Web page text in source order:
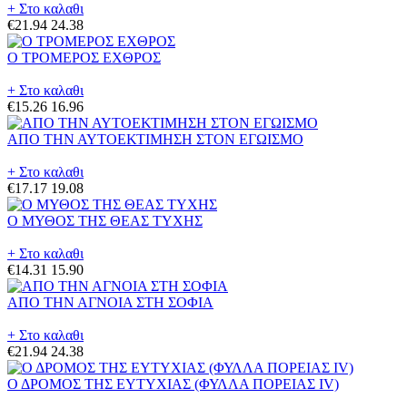
+ Στο καλαθι
€21.94 24.38
Ο ΤΡΟΜΕΡΟΣ ΕΧΘΡΟΣ
+ Στο καλαθι
€15.26 16.96
ΑΠΟ ΤΗΝ ΑΥΤΟΕΚΤΙΜΗΣΗ ΣΤΟΝ ΕΓΩΙΣΜΟ
+ Στο καλαθι
€17.17 19.08
Ο ΜΥΘΟΣ ΤΗΣ ΘΕΑΣ ΤΥΧΗΣ
+ Στο καλαθι
€14.31 15.90
ΑΠΟ ΤΗΝ ΑΓΝΟΙΑ ΣΤΗ ΣΟΦΙΑ
+ Στο καλαθι
€21.94 24.38
Ο ΔΡΟΜΟΣ ΤΗΣ ΕΥΤΥΧΙΑΣ (ΦΥΛΛΑ ΠΟΡΕΙΑΣ IV)